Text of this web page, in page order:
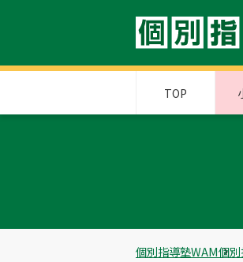
TOP
個別指導塾WAM個